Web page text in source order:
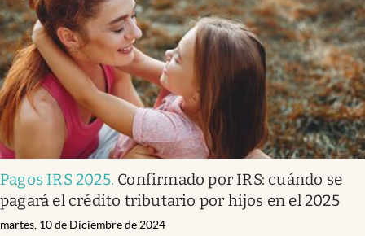
Pagos IRS 2025. Confirmado por IRS: cuándo se
pagará el crédito tributario por hijos en el 2025
martes, 10 de Diciembre de 2024